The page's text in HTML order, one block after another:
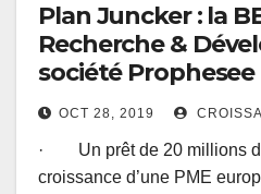
Plan Juncker : la
Recherche &
société Prophesee
OCT 28, 2019
· Un prêt de 20 millions
croissance d’une PME